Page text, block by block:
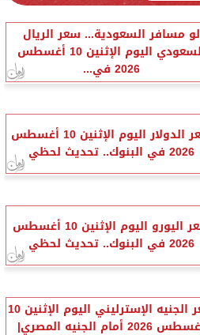
لو مسافر السعودية... سعر الريال
السعودي اليوم الإثنين 10 أغسطس
2026 في...
سعر الدولار اليوم الإثنين 10 أغسطس
2026 في البنوك.. تحديث لحظي
سعر اليورو اليوم الإثنين 10 أغسطس
2026 في البنوك.. تحديث لحظي
سعر الجنيه الإسترليني اليوم الإثنين 10
أغسطس 2026 أمام الجنيه المصري|